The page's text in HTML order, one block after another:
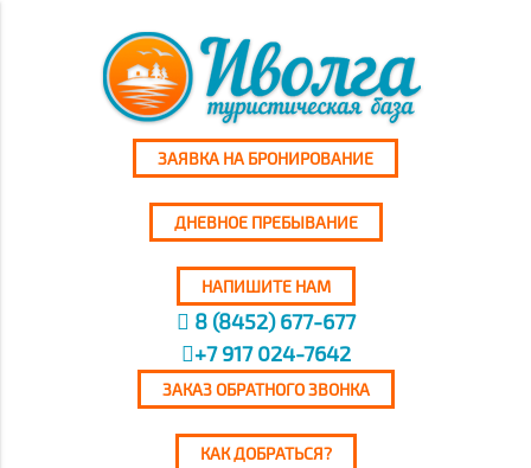
ЗАЯВКА НА БРОНИРОВАНИЕ
ДНЕВНОЕ ПРЕБЫВАНИЕ
НАПИШИТЕ НАМ
8 (8452) 677-677
+7 917 024-7642
ЗАКАЗ ОБРАТНОГО ЗВОНКА
КАК ДОБРАТЬСЯ?